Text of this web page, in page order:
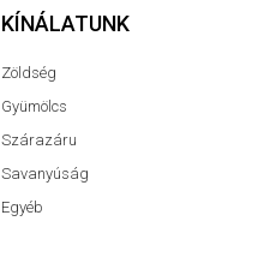
KÍNÁLATUNK
Zöldség
Gyümölcs
Szárazáru
Savanyúság
Egyéb